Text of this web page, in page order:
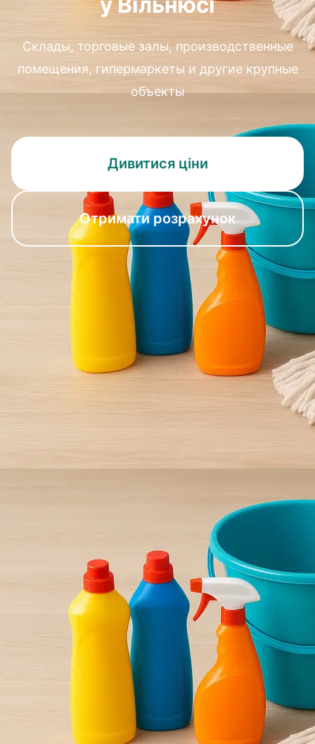
Склады, торговые залы, производственные
помещения, гипермаркеты и другие крупные
объекты
Дивитися ціни
Отримати розрахунок